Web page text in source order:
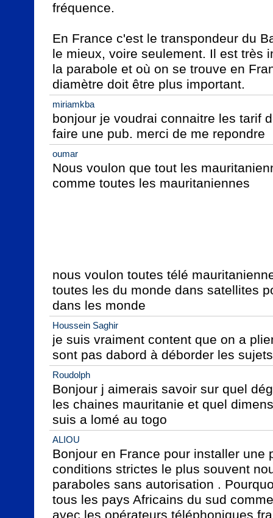
fréquence.
En France c'est le transpondeur du
le mieux, voire seulement. Il est très
la parabole et où on se trouve en
diamètre doit être plus important.
miriamkba
bonjour je voudrai connaitre les tarif
faire une pub. merci de me repondre
oumar
Nous voulon que tout les
comme toutes les mauritaniennes
nous voulon toutes télé
toutes les du monde dans satellites
dans les monde
Houssein Saghir
je suis vraiment content que on a
sont pas dabord à déborder les
Roudolph
Bonjour j aimerais savoir sur quel
les chaines mauritanie et quel
suis a lomé au togo
ALIOU
Bonjour en France pour installer une
conditions strictes le plus souvent
paraboles sans autorisation .
tous les pays Africains du sud
avec les opérateurs téléphoniques